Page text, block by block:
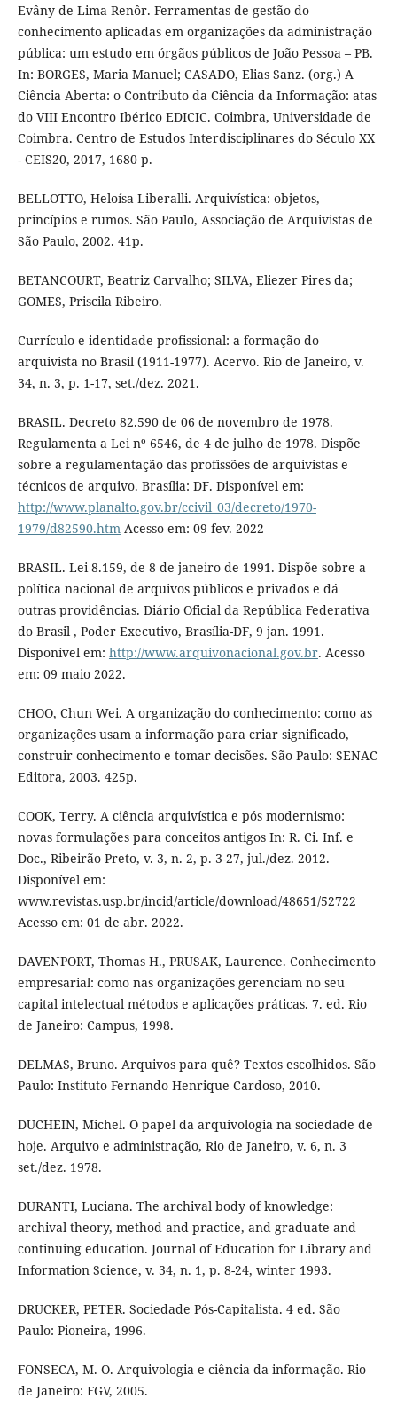
Evâny de Lima Renôr. Ferramentas de gestão do
conhecimento aplicadas em organizações da administração
pública: um estudo em órgãos públicos de João Pessoa – PB.
In: BORGES, Maria Manuel; CASADO, Elias Sanz. (org.) A
Ciência Aberta: o Contributo da Ciência da Informação: atas
do VIII Encontro Ibérico EDICIC. Coimbra, Universidade de
Coimbra. Centro de Estudos Interdisciplinares do Século XX
- CEIS20, 2017, 1680 p.
BELLOTTO, Heloísa Liberalli. Arquivística: objetos,
princípios e rumos. São Paulo, Associação de Arquivistas de
São Paulo, 2002. 41p.
BETANCOURT, Beatriz Carvalho; SILVA, Eliezer Pires da;
GOMES, Priscila Ribeiro.
Currículo e identidade profissional: a formação do
arquivista no Brasil (1911-1977). Acervo. Rio de Janeiro, v.
34, n. 3, p. 1-17, set./dez. 2021.
BRASIL. Decreto 82.590 de 06 de novembro de 1978.
Regulamenta a Lei nº 6546, de 4 de julho de 1978. Dispõe
sobre a regulamentação das profissões de arquivistas e
técnicos de arquivo. Brasília: DF. Disponível em:
http://www.planalto.gov.br/ccivil_03/decreto/1970-
1979/d82590.htmAcesso em: 09 fev. 2022
BRASIL. Lei 8.159, de 8 de janeiro de 1991. Dispõe sobre a
política nacional de arquivos públicos e privados e dá
outras providências. Diário Oficial da República Federativa
do Brasil , Poder Executivo, Brasília-DF, 9 jan. 1991.
Disponível em: http://www.arquivonacional.gov.br. Acesso
em: 09 maio 2022.
CHOO, Chun Wei. A organização do conhecimento: como as
organizações usam a informação para criar significado,
construir conhecimento e tomar decisões. São Paulo: SENAC
Editora, 2003. 425p.
COOK, Terry. A ciência arquivística e pós modernismo:
novas formulações para conceitos antigos In: R. Ci. Inf. e
Doc., Ribeirão Preto, v. 3, n. 2, p. 3-27, jul./dez. 2012.
Disponível em:
www.revistas.usp.br/incid/article/download/48651/52722
Acesso em: 01 de abr. 2022.
DAVENPORT, Thomas H., PRUSAK, Laurence. Conhecimento
empresarial: como nas organizações gerenciam no seu
capital intelectual métodos e aplicações práticas. 7. ed. Rio
de Janeiro: Campus, 1998.
DELMAS, Bruno. Arquivos para quê? Textos escolhidos. São
Paulo: Instituto Fernando Henrique Cardoso, 2010.
DUCHEIN, Michel. O papel da arquivologia na sociedade de
hoje. Arquivo e administração, Rio de Janeiro, v. 6, n. 3
set./dez. 1978.
DURANTI, Luciana. The archival body of knowledge:
archival theory, method and practice, and graduate and
continuing education. Journal of Education for Library and
Information Science, v. 34, n. 1, p. 8-24, winter 1993.
DRUCKER, PETER. Sociedade Pós-Capitalista. 4 ed. São
Paulo: Pioneira, 1996.
FONSECA, M. O. Arquivologia e ciência da informação. Rio
de Janeiro: FGV, 2005.